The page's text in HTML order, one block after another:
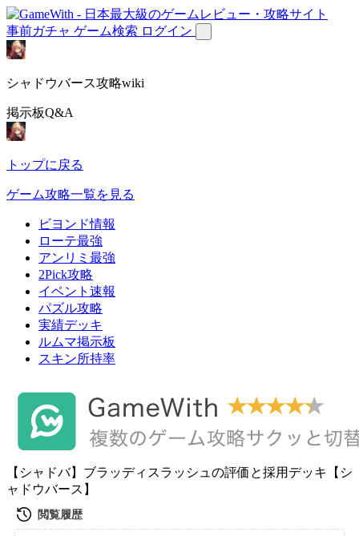
事前ガチャ ゲーム検索 ログイン
シャドウバース攻略wiki
掲示板Q&A
トップに戻る
ゲーム攻略一覧を見る
ビヨンド情報
ローテ最強
アンリミ最強
2Pick攻略
イベント速報
パズル攻略
実績デッキ
ルムマ掲示板
スキン所持率
【シャドバ】ブラッディスラッシュの評価と採用デッキ【シ
ャドウバース】